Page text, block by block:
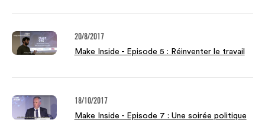
20/8/2017
Make Inside - Episode 5 : Réinventer le travail
18/10/2017
Make Inside - Episode 7 : Une soirée politique